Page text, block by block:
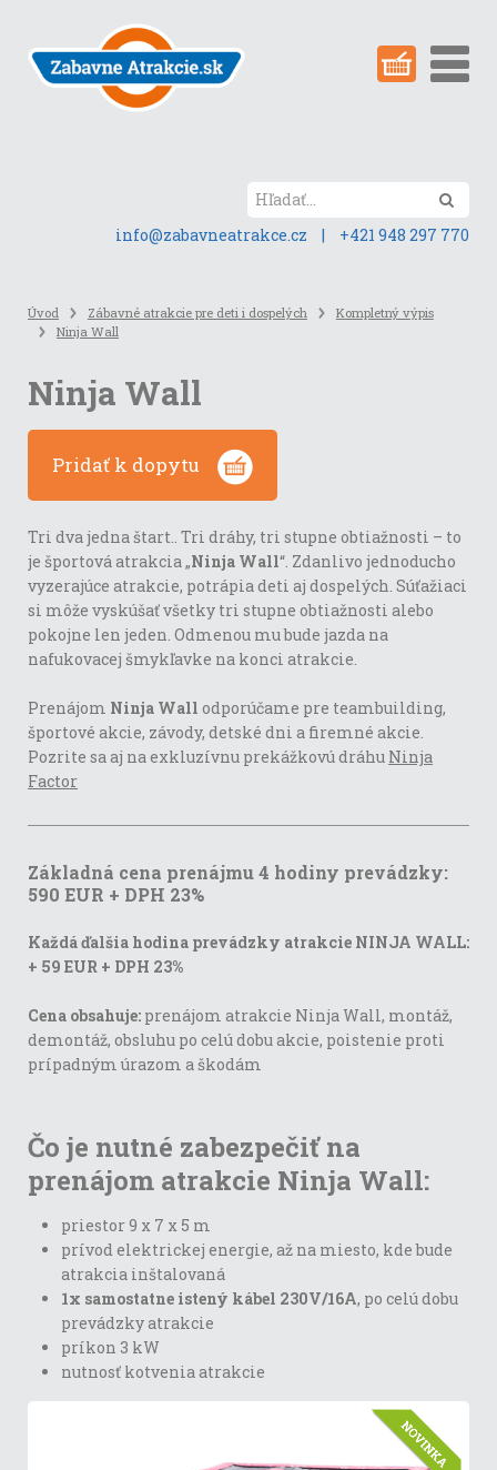
obsah
stránky
info@zabavneatrakce.cz
| +421 948 297 770
Úvod Zábavné atrakcie pre deti i dospelých
Kompletný výpis
Ninja Wall
Ninja Wall
Pridať k dopytu
Tri dva jedna štart.. Tri dráhy, tri stupne obtiažnosti – to
je športová atrakcia „Ninja Wall“. Zdanlivo jednoducho
vyzerajúce atrakcie, potrápia deti aj dospelých. Súťažiaci
si môže vyskúšať všetky tri stupne obtiažnosti alebo
pokojne len jeden. Odmenou mu bude jazda na
nafukovacej šmykľavke na konci atrakcie.
Prenájom Ninja Wall odporúčame pre teambuilding,
športové akcie, závody, detské dni a firemné akcie.
Pozrite sa aj na exkluzívnu prekážkovú dráhu Ninja
Factor
Základná cena prenájmu 4 hodiny prevádzky:
590 EUR + DPH 23%
Každá ďalšia hodina prevádzky atrakcie NINJA WALL:
+ 59 EUR + DPH 23%
Cena obsahuje: prenájom atrakcie Ninja Wall, montáž,
demontáž, obsluhu po celú dobu akcie, poistenie proti
prípadným úrazom a škodám
Čo je nutné zabezpečiť na
prenájom atrakcie Ninja Wall:
priestor 9 x 7 x 5 m
prívod elektrickej energie, až na miesto, kde bude
atrakcia inštalovaná
1x samostatne istený kábel 230V/16A, po celú dobu
prevádzky atrakcie
príkon 3 kW
nutnosť kotvenia atrakcie